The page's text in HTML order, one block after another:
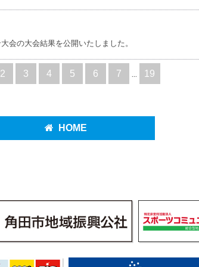
会の大会結果を公開いたしました。
2 3 4 5 6 7 ... 19
HOME